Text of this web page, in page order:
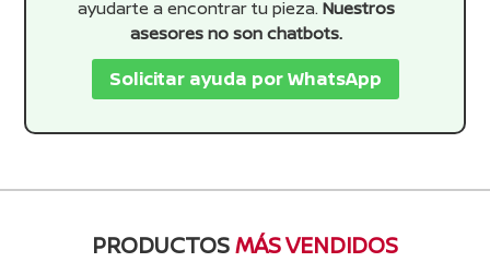
ayudarte a encontrar tu pieza. Nuestros
asesores no son chatbots.
Solicitar ayuda por WhatsApp
PRODUCTOSMÁS VENDIDOS